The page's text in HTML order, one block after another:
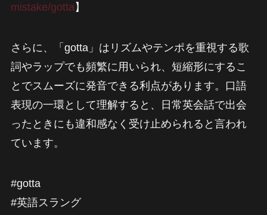
mistake/gotta】
さらに、「gotta」はリズムやテンポを重視する歌
詞やラップでも頻繁に用いられ、短縮形にするこ
とでスムーズに発音できる利点があります。口語
表現の一環として理解すると、日常英会話で出会
ったときにも違和感なく受け止められると言われ
ています。
#gotta
#英語スラング